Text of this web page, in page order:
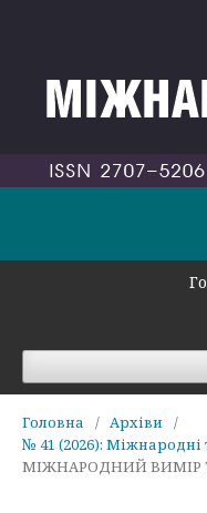
Головна / Архіви
/
№ 41 (2026): Міжнародні
МІЖНАРОДНИЙ ВИМІР